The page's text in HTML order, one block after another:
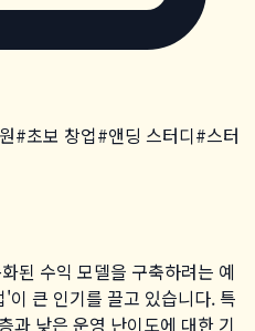
#초보 창업#앤딩 스터디#스터
된 수익 모델을 구축하려는 예
큰 인기를 끌고 있습니다. 특
과 낮은 운영 난이도에 대한 기